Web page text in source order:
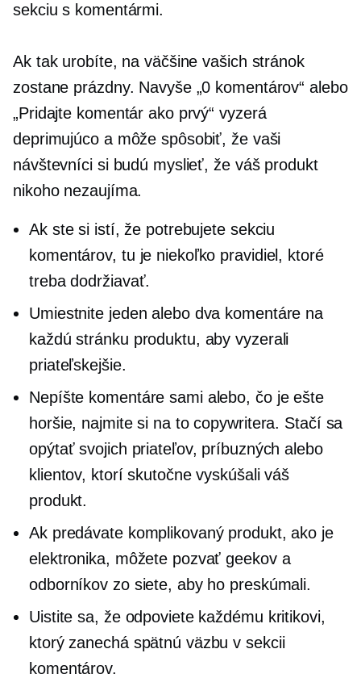
sekciu s komentármi.
Ak tak urobíte, na väčšine vašich stránok
zostane prázdny. Navyše „0 komentárov“ alebo
„Pridajte komentár ako prvý“ vyzerá
deprimujúco a môže spôsobiť, že vaši
návštevníci si budú myslieť, že váš produkt
nikoho nezaujíma.
Ak ste si istí, že potrebujete sekciu
komentárov, tu je niekoľko pravidiel, ktoré
treba dodržiavať.
Umiestnite jeden alebo dva komentáre na
každú stránku produktu, aby vyzerali
priateľskejšie.
Nepíšte komentáre sami alebo, čo je ešte
horšie, najmite si na to copywritera. Stačí sa
opýtať svojich priateľov, príbuzných alebo
klientov, ktorí skutočne vyskúšali váš
produkt.
Ak predávate komplikovaný produkt, ako je
elektronika, môžete pozvať geekov a
odborníkov zo siete, aby ho preskúmali.
Uistite sa, že odpoviete každému kritikovi,
ktorý zanechá spätnú väzbu v sekcii
komentárov.